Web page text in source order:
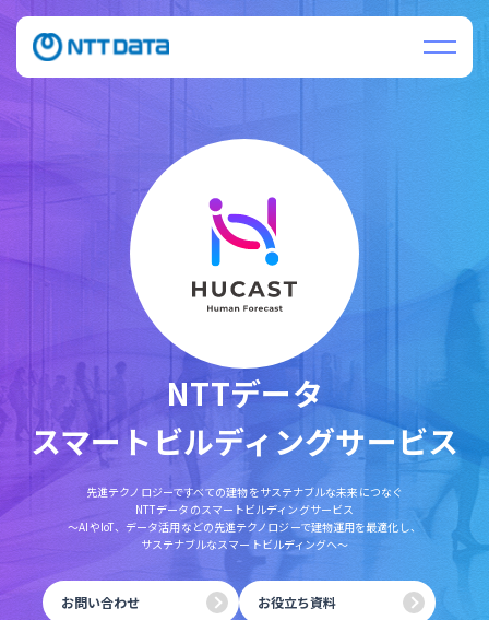
NTTデータ
スマートビルディングサービス
先進テクノロジーですべての建物をサステナブルな未来につなぐ
NTTデータのスマートビルディングサービス
～AIやIoT、データ活用などの先進テクノロジーで建物運用を最適化し、
サステナブルなスマートビルディングへ～
お問い合わせ お役立ち資料